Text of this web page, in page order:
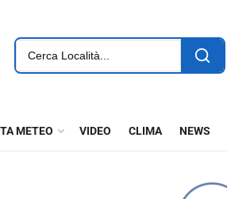
METEO VIDEO CLIMA NEWS